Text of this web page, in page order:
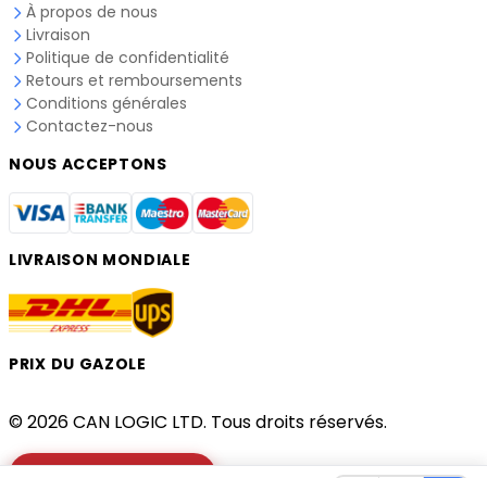
À propos de nous
Livraison
Politique de confidentialité
Retours et remboursements
Conditions générales
Contactez-nous
NOUS ACCEPTONS
LIVRAISON MONDIALE
PRIX DU GAZOLE
© 2026 CAN LOGIC LTD. Tous droits réservés.